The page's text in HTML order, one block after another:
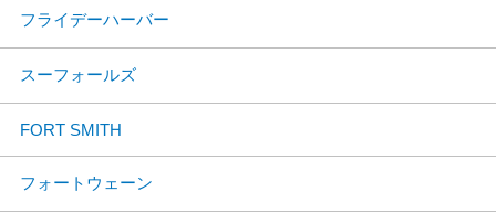
フライデーハーバー
スーフォールズ
FORT SMITH
フォートウェーン